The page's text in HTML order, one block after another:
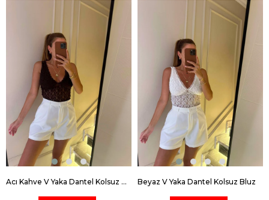
Acı Kahve V Yaka Dantel Kolsuz Bluz Beyaz V Yaka Dantel Kolsuz Bluz